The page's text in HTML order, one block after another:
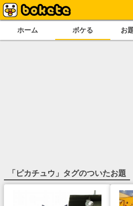
ホーム ボケる お
「 ピカチュウ 」タグのついたお題